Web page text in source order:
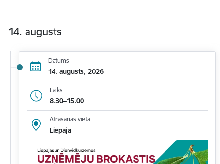
14. augusts
Datums
14. augusts, 2026
Laiks
8.30–15.00
Atrašanās vieta
Liepāja